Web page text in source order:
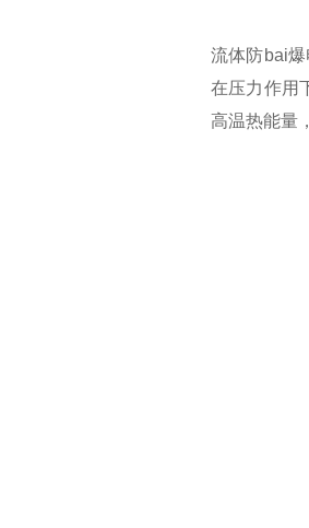
流体防bai
在压力作用
高温热能量